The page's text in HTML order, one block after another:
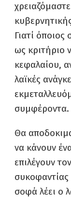
Γιατί όποιος
ως κριτήριο
κεφαλαίου,
λαϊκές
συμφέροντα.
Θα
να κάνουν
επιλέγουν
σοφά λέει ο